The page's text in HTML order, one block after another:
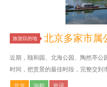
旅游目的地 北京多家市属
近期，颐和园、北海公园、陶然亭公
时间，把赏景的最佳时段，完整交到